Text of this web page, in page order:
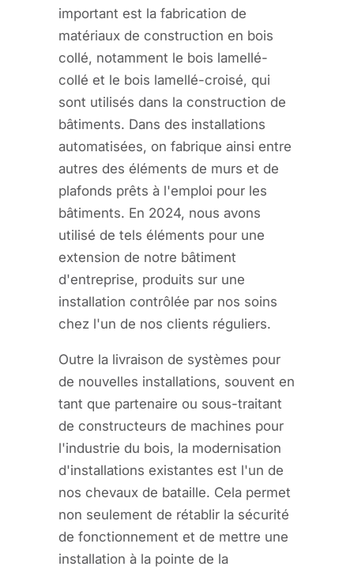
important est la fabrication de
matériaux de construction en bois
collé, notamment le bois lamellé-
collé et le bois lamellé-croisé, qui
sont utilisés dans la construction de
bâtiments. Dans des installations
automatisées, on fabrique ainsi entre
autres des éléments de murs et de
plafonds prêts à l'emploi pour les
bâtiments. En 2024, nous avons
utilisé de tels éléments pour une
extension de notre bâtiment
d'entreprise, produits sur une
installation contrôlée par nos soins
chez l'un de nos clients réguliers.
Outre la livraison de systèmes pour
de nouvelles installations, souvent en
tant que partenaire ou sous-traitant
de constructeurs de machines pour
l'industrie du bois, la modernisation
d'installations existantes est l'un de
nos chevaux de bataille. Cela permet
non seulement de rétablir la sécurité
de fonctionnement et de mettre une
installation à la pointe de la